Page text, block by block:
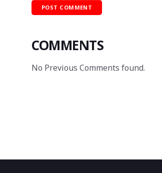
COMMENTS
No Previous Comments found.